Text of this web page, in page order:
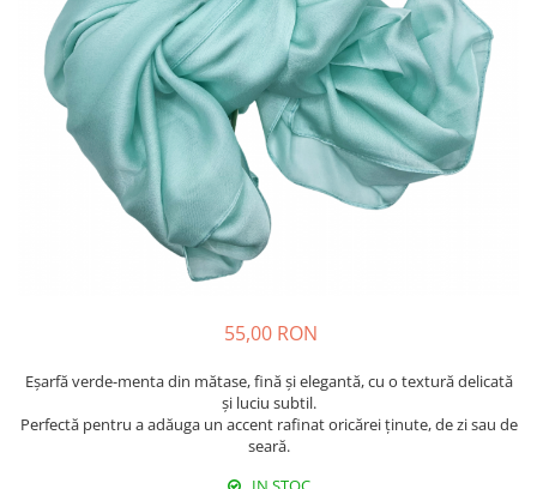
Papioane Cu Model
Cravate
Cravate Ascot Matase
Esarfe Matase & Vascoza
Bretele
Butoni & Ace De Cravata
De Birou
Textile
Cutii Muzicale
Mic Mobilier & Organizare
Aromaterapie
Figurine Spargatorul De Nuci
Figurine & Plusuri
Pahare
Accesorii Bar
Accesorii Servire Argintate
Depozitare Alimente &
Condimente
Utile In Bucatarie
55,00 RON
Eșarfă verde-menta din mătase, fină și elegantă, cu o textură delicată
și luciu subtil.
Perfectă pentru a adăuga un accent rafinat oricărei ținute, de zi sau de
seară.